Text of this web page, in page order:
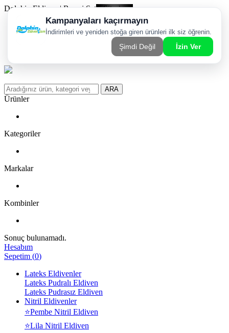
Dolphin Eldiven | Resmi Satış Sitesi
Kargom Nerede?
WhatsApp Sipariş Hattı
ARA
Ürünler
Kategoriler
Markalar
Kombinler
Sonuç bulunamadı.
Hesabım
Sepetim (0)
Lateks Eldivenler
Lateks Pudralı Eldiven
Lateks Pudrasız Eldiven
Nitril Eldivenler
⭐Pembe Nitril Eldiven
⭐Lila Nitril Eldiven